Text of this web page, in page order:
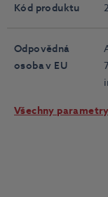
Kód produktu
Odpovědná
osoba v EU
Všechny parametry